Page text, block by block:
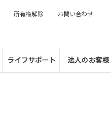
ライフサポート 法人のお客様
所有権解除 お問い合わせ